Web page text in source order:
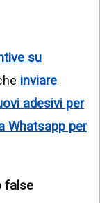
su
inviare
adesivi per
Whatsapp per
false